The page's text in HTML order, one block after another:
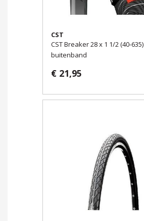
CST
CST Breaker 28 x 1 1/2 (40-635)
buitenband
€ 21,95